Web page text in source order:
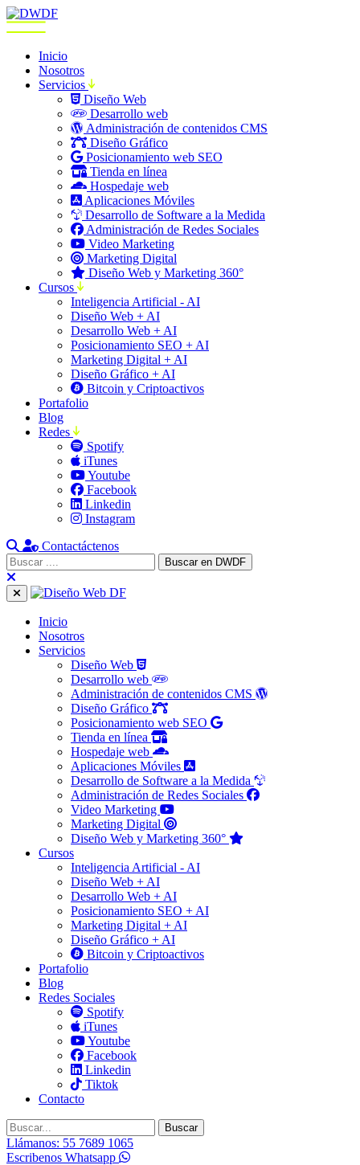
Inicio
Nosotros
Servicios
Diseño Web
Desarrollo web
Administración de contenidos CMS
Diseño Gráfico
Posicionamiento web SEO
Tienda en línea
Hospedaje web
Aplicaciones Móviles
Desarrollo de Software a la Medida
Administración de Redes Sociales
Video Marketing
Marketing Digital
Diseño Web y Marketing 360°
Cursos
Inteligencia Artificial - AI
Diseño Web + AI
Desarrollo Web + AI
Posicionamiento SEO + AI
Marketing Digital + AI
Diseño Gráfico + AI
Bitcoin y Criptoactivos
Portafolio
Blog
Redes
Spotify
iTunes
Youtube
Facebook
Linkedin
Instagram
Contactáctenos
Inicio
Nosotros
Servicios
Diseño Web
Desarrollo web
Administración de contenidos CMS
Diseño Gráfico
Posicionamiento web SEO
Tienda en línea
Hospedaje web
Aplicaciones Móviles
Desarrollo de Software a la Medida
Administración de Redes Sociales
Video Marketing
Marketing Digital
Diseño Web y Marketing 360°
Cursos
Inteligencia Artificial - AI
Diseño Web + AI
Desarrollo Web + AI
Posicionamiento SEO + AI
Marketing Digital + AI
Diseño Gráfico + AI
Bitcoin y Criptoactivos
Portafolio
Blog
Redes Sociales
Spotify
iTunes
Youtube
Facebook
Linkedin
Tiktok
Contacto
Buscar
Llámanos: 55 7689 1065
Escribenos Whatsapp